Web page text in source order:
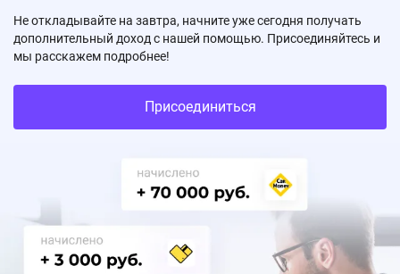
Не откладывайте на завтра, начните уже сегодня получать
дополнительный доход с нашей помощью. Присоединяйтесь и
мы расскажем подробнее!
Присоединиться